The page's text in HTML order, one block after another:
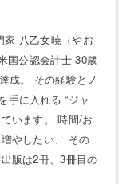
八乙女暁（やお
国公認会計士 30歳
成。 その経験とノ
手に入れる “ジャ
います。 時間/お
やしたい、 その
版は2冊、3冊目の